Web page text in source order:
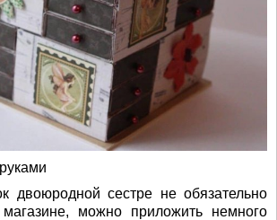
двоюродной сестре не обязательно
можно приложить немного